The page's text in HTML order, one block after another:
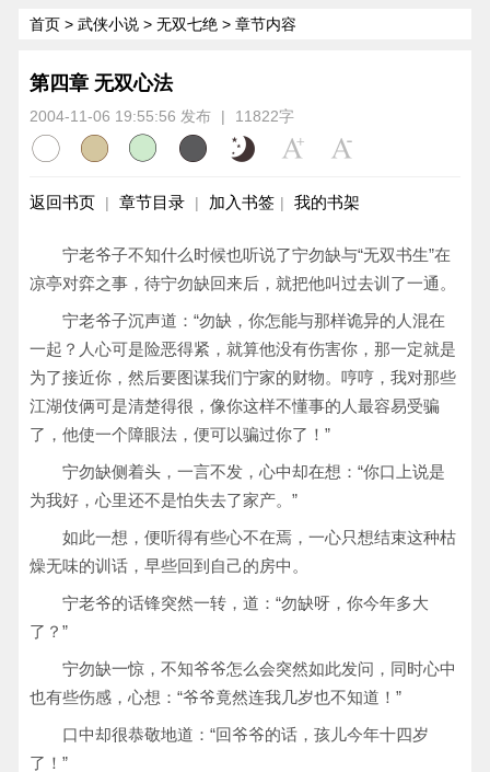
首页 > 武侠小说 > 无双七绝 > 章节内容
第四章 无双心法
2004-11-06 19:55:56 发布 | 11822字
返回书页 | 章节目录 | 加入书签 | 我的书架
宁老爷子不知什么时候也听说了宁勿缺与“无双书生”在
凉亭对弈之事，待宁勿缺回来后，就把他叫过去训了一通。
宁老爷子沉声道：“勿缺，你怎能与那样诡异的人混在
一起？人心可是险恶得紧，就算他没有伤害你，那一定就是
为了接近你，然后要图谋我们宁家的财物。哼哼，我对那些
江湖伎俩可是清楚得很，像你这样不懂事的人最容易受骗
了，他使一个障眼法，便可以骗过你了！”
宁勿缺侧着头，一言不发，心中却在想：“你口上说是
为我好，心里还不是怕失去了家产。”
如此一想，便听得有些心不在焉，一心只想结束这种枯
燥无味的训话，早些回到自己的房中。
宁老爷的话锋突然一转，道：“勿缺呀，你今年多大
了？”
宁勿缺一惊，不知爷爷怎么会突然如此发问，同时心中
也有些伤感，心想：“爷爷竟然连我几岁也不知道！”
口中却很恭敬地道：“回爷爷的话，孩儿今年十四岁
了！”